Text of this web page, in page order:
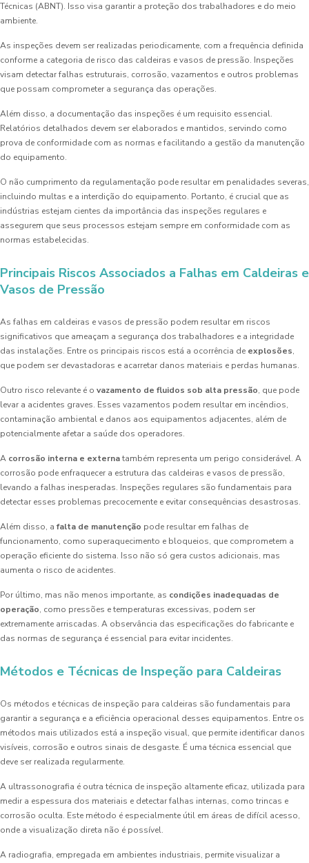
Técnicas (ABNT). Isso visa garantir a proteção dos trabalhadores e do meio
ambiente.
As inspeções devem ser realizadas periodicamente, com a frequência definida
conforme a categoria de risco das caldeiras e vasos de pressão. Inspeções
visam detectar falhas estruturais, corrosão, vazamentos e outros problemas
que possam comprometer a segurança das operações.
Além disso, a documentação das inspeções é um requisito essencial.
Relatórios detalhados devem ser elaborados e mantidos, servindo como
prova de conformidade com as normas e facilitando a gestão da manutenção
do equipamento.
O não cumprimento da regulamentação pode resultar em penalidades severas,
incluindo multas e a interdição do equipamento. Portanto, é crucial que as
indústrias estejam cientes da importância das inspeções regulares e
assegurem que seus processos estejam sempre em conformidade com as
normas estabelecidas.
Principais Riscos Associados a Falhas em Caldeiras e
Vasos de Pressão
As falhas em caldeiras e vasos de pressão podem resultar em riscos
significativos que ameaçam a segurança dos trabalhadores e a integridade
das instalações. Entre os principais riscos está a ocorrência de explosões,
que podem ser devastadoras e acarretar danos materiais e perdas humanas.
Outro risco relevante é o vazamento de fluidos sob alta pressão, que pode
levar a acidentes graves. Esses vazamentos podem resultar em incêndios,
contaminação ambiental e danos aos equipamentos adjacentes, além de
potencialmente afetar a saúde dos operadores.
A corrosão interna e externatambém representa um perigo considerável. A
corrosão pode enfraquecer a estrutura das caldeiras e vasos de pressão,
levando a falhas inesperadas. Inspeções regulares são fundamentais para
detectar esses problemas precocemente e evitar consequências desastrosas.
Além disso, a falta de manutenção pode resultar em falhas de
funcionamento, como superaquecimento e bloqueios, que comprometem a
operação eficiente do sistema. Isso não só gera custos adicionais, mas
aumenta o risco de acidentes.
Por último, mas não menos importante, as condições inadequadas de
operação, como pressões e temperaturas excessivas, podem ser
extremamente arriscadas. A observância das especificações do fabricante e
das normas de segurança é essencial para evitar incidentes.
Métodos e Técnicas de Inspeção para Caldeiras
Os métodos e técnicas de inspeção para caldeiras são fundamentais para
garantir a segurança e a eficiência operacional desses equipamentos. Entre os
métodos mais utilizados está a inspeção visual, que permite identificar danos
visíveis, corrosão e outros sinais de desgaste. É uma técnica essencial que
deve ser realizada regularmente.
A ultrassonografia é outra técnica de inspeção altamente eficaz, utilizada para
medir a espessura dos materiais e detectar falhas internas, como trincas e
corrosão oculta. Este método é especialmente útil em áreas de difícil acesso,
onde a visualização direta não é possível.
A radiografia, empregada em ambientes industriais, permite visualizar a